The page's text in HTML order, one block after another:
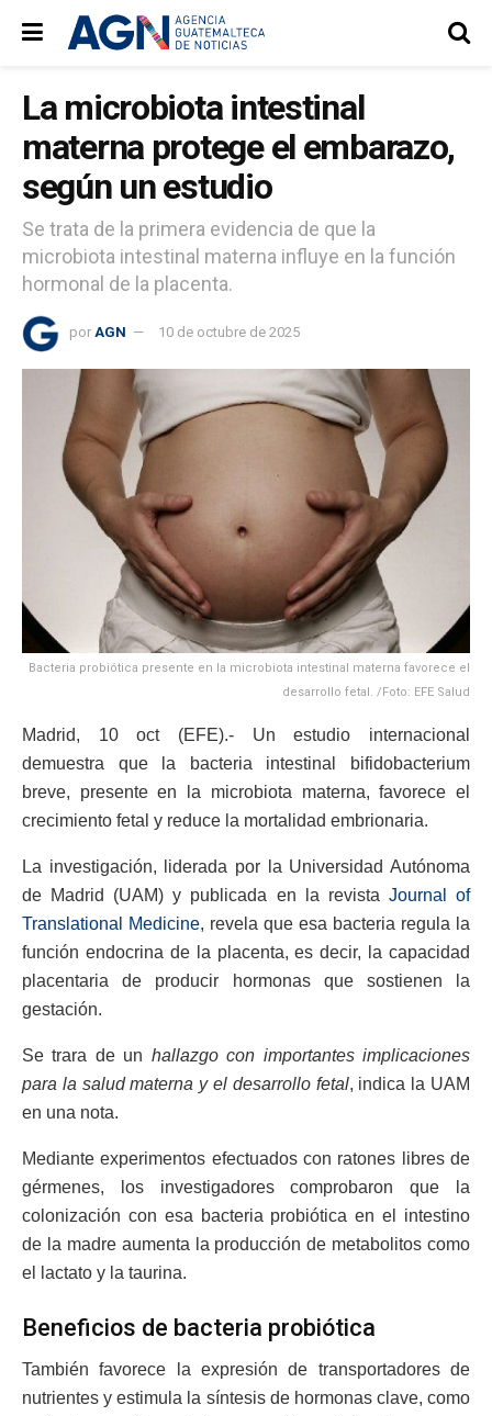
La microbiota intestinal
materna protege el embarazo,
según un estudio
Se trata de la primera evidencia de que la
microbiota intestinal materna influye en la función
hormonal de la placenta.
por AGN 10 de octubre de 2025
Bacteria probiótica presente en la microbiota intestinal materna favorece el
desarrollo fetal. /Foto: EFE Salud
Madrid, 10 oct (EFE).- Un estudio internacional
demuestra que la bacteria intestinal bifidobacterium
breve, presente en la microbiota materna, favorece el
crecimiento fetal y reduce la mortalidad embrionaria.
La investigación, liderada por la Universidad Autónoma
de Madrid (UAM) y publicada en la revista Journal of
Translational Medicine, revela que esa bacteria regula la
función endocrina de la placenta, es decir, la capacidad
placentaria de producir hormonas que sostienen la
gestación.
Se trara de un hallazgo con importantes implicaciones
para la salud materna y el desarrollo fetal, indica la UAM
en una nota.
Mediante experimentos efectuados con ratones libres de
gérmenes, los investigadores comprobaron que la
colonización con esa bacteria probiótica en el intestino
de la madre aumenta la producción de metabolitos como
el lactato y la taurina.
Beneficios de bacteria probiótica
También favorece la expresión de transportadores de
nutrientes y estimula la síntesis de hormonas clave, como